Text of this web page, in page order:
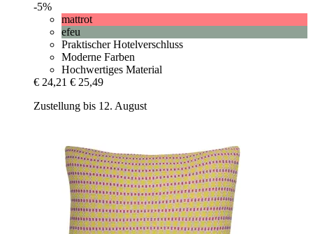
-5%
mattrot
efeu
Praktischer Hotelverschluss
Moderne Farben
Hochwertiges Material
€ 24,21 € 25,49
Zustellung bis 12. August